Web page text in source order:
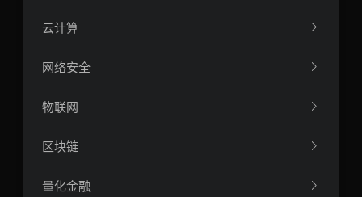
云计算
网络安全
物联网
区块链
量化金融